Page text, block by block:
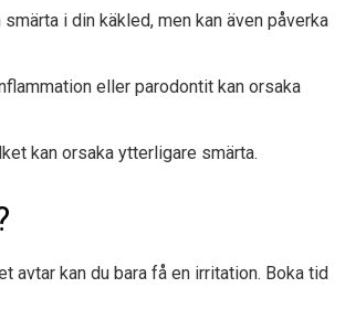
i din käkled, men kan även påverka
eller parodontit kan orsaka
kan orsaka ytterligare smärta.
avtar kan du bara få en irritation. Boka tid